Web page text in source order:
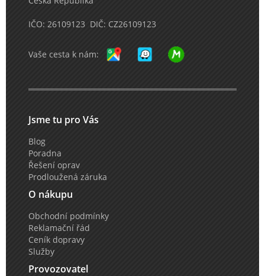
IČO: 26109123 DIČ: CZ26109123
Vaše cesta k nám:
Jsme tu pro Vás
Blog
Poradna
Řešení oprav
Prodloužená záruka
O nákupu
Obchodní podmínky
Reklamační řád
Ceník dopravy
Služby
Provozovatel